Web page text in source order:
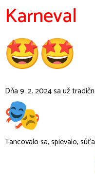
Karneval
Dňa 9. 2. 2024 sa už
Tancovalo sa, spievalo,